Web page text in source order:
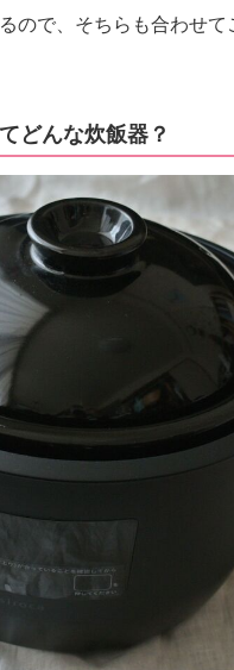
ので、そちらも合わせて
どんな炊飯器？